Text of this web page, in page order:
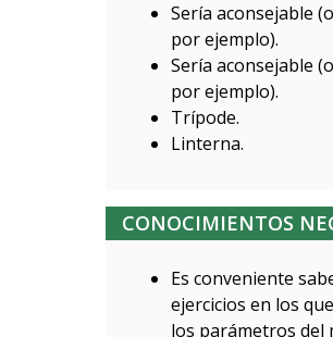
Sería aconsejable
por ejemplo).
Sería aconsejable
por ejemplo).
Trípode.
Linterna.
CONOCIMIENTOS
Es conveniente
ejercicios en los
los parámetros del